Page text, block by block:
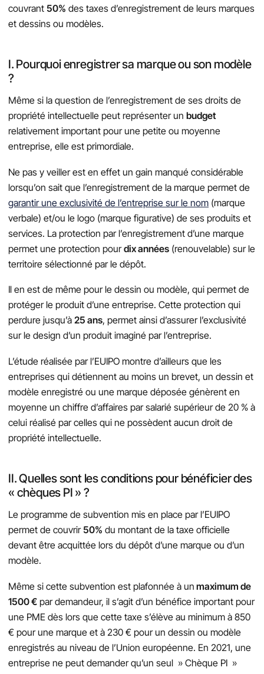
couvrant 50% des taxes d’enregistrement de leurs marques
et dessins ou modèles.
I. Pourquoi enregistrer sa marque ou son modèle
?
Même si la question de l’enregistrement de ses droits de
propriété intellectuelle peut représenter un budget
relativement important pour une petite ou moyenne
entreprise, elle est primordiale.
Ne pas y veiller est en effet un gain manqué considérable
lorsqu’on sait que l’enregistrement de la marque permet de
garantir une exclusivité de l’entreprise sur le nom (marque
verbale) et/ou le logo (marque figurative) de ses produits et
services. La protection par l’enregistrement d’une marque
permet une protection pourdix années (renouvelable) sur le
territoire sélectionné par le dépôt.
Il en est de même pour le dessin ou modèle, qui permet de
protéger le produit d’une entreprise. Cette protection qui
perdure jusqu’à 25 ans, permet ainsi d’assurer l’exclusivité
sur le design d’un produit imaginé par l’entreprise.
L’étude réalisée par l’EUIPO montre d’ailleurs que les
entreprises qui détiennent au moins un brevet, un dessin et
modèle enregistré ou une marque déposée génèrent en
moyenne un chiffre d’affaires par salarié supérieur de 20 % à
celui réalisé par celles qui ne possèdent aucun droit de
propriété intellectuelle.
II. Quelles sont les conditions pour bénéficier des
« chèques PI » ?
Le programme de subvention mis en place par l’EUIPO
permet de couvrir50% du montant de la taxe officielle
devant être acquittée lors du dépôt d’une marque ou d’un
modèle.
Même si cette subvention est plafonnée à un maximum de
1500 € par demandeur, il s’agit d’un bénéfice important pour
une PME dès lors que cette taxe s’élève au minimum à 850
€ pour une marque et à 230 € pour un dessin ou modèle
enregistrés au niveau de l’Union européenne. En 2021, une
entreprise ne peut demander qu’un seul » Chèque PI »